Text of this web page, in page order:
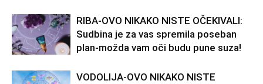
RIBA-OVO NIKAKO NISTE OČEKIVALI:
Sudbina je za vas spremila poseban
plan-možda vam oči budu pune suza!
VODOLIJA-OVO NIKAKO NISTE